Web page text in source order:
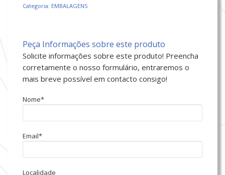
Categoria: EMBALAGENS
Peça Informações sobre este produto
Solicite informações sobre este produto! Preencha
corretamente o nosso formulário, entraremos o
mais breve possível em contacto consigo!
Nome*
Email*
Localidade